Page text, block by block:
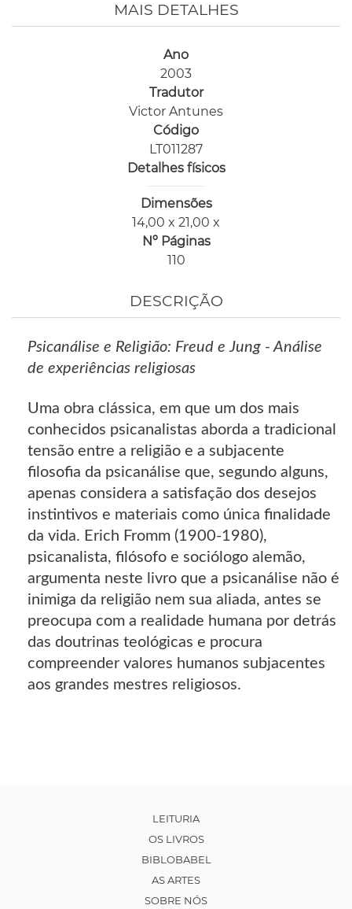
MAIS DETALHES
Ano
2003
Tradutor
Victor Antunes
Código
LT011287
Detalhes físicos
Dimensões
14,00 x 21,00 x
Nº Páginas
110
DESCRIÇÃO
Psicanálise e Religião: Freud e Jung - Análise
de experiências religiosas
Uma obra clássica, em que um dos mais
conhecidos psicanalistas aborda a tradicional
tensão entre a religião e a subjacente
filosofia da psicanálise que, segundo alguns,
apenas considera a satisfação dos desejos
instintivos e materiais como única finalidade
da vida. Erich Fromm (1900-1980),
psicanalista, filósofo e sociólogo alemão,
argumenta neste livro que a psicanálise não é
inimiga da religião nem sua aliada, antes se
preocupa com a realidade humana por detrás
das doutrinas teológicas e procura
compreender valores humanos subjacentes
aos grandes mestres religiosos.
LEITURIA
OS LIVROS
BIBLOBABEL
AS ARTES
SOBRE NÓS